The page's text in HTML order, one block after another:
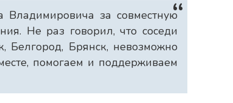
за совместную
Не раз говорил, что соседи
Белгород, Брянск, невозможно
помогаем и поддерживаем